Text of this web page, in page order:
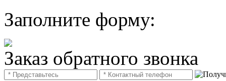
Заполните форму:
Заказ обратного звонка